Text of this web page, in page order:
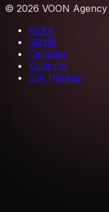
© 2026 VOON Agency
KVKK
Gizlilik
Çerezler
Kullanım
Site Haritası